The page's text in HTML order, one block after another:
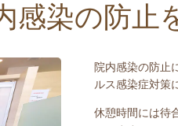
感染の防止
院内感染の防止
ルス感染症対策
休憩時間には待